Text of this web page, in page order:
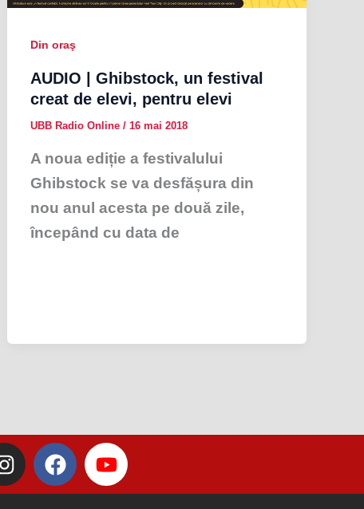
Din oraş
AUDIO | Ghibstock, un festival
creat de elevi, pentru elevi
UBB Radio Online / 16 mai 2018
A noua ediție a festivalului
Ghibstock se va desfășura din
nou anul acesta pe două zile,
începând cu data de
I
n
s
F
a
c
Y
o
u